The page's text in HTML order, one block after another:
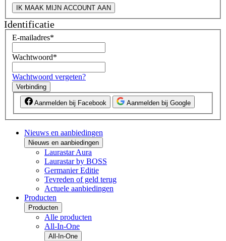
IK MAAK MIJN ACCOUNT AAN
Identificatie
E-mailadres*
Wachtwoord*
Wachtwoord vergeten?
Verbinding
Aanmelden bij Facebook Aanmelden bij Google
Nieuws en aanbiedingen
Nieuws en aanbiedingen
Laurastar Aura
Laurastar by BOSS
Germanier Editie
Tevreden of geld terug
Actuele aanbiedingen
Producten
Producten
Alle producten
All-In-One
All-In-One